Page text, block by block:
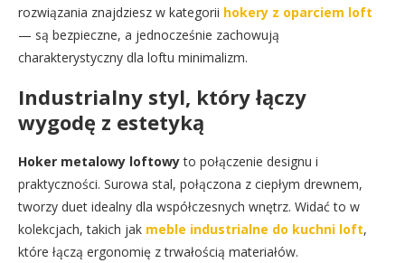
rozwiązania znajdziesz w kategorii hokery z oparciem loft
— są bezpieczne, a jednocześnie zachowują
charakterystyczny dla loftu minimalizm.
Industrialny styl, który łączy
wygodę z estetyką
Hoker metalowy loftowyto połączenie designu i
praktyczności. Surowa stal, połączona z ciepłym drewnem,
tworzy duet idealny dla współczesnych wnętrz. Widać to w
kolekcjach, takich jak meble industrialne do kuchni loft,
które łączą ergonomię z trwałością materiałów.